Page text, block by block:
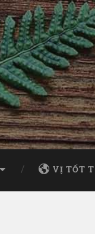
VỊ TỐT